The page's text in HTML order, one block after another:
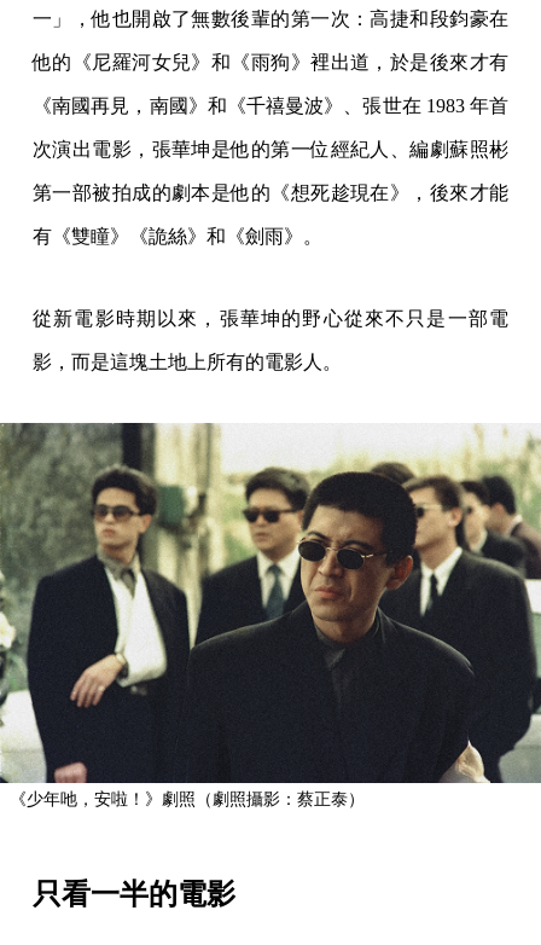
一」，他也開啟了無數後輩的第一次：高捷和段鈞豪在
他的《尼羅河女兒》和《雨狗》裡出道，於是後來才有
《南國再見，南國》和《千禧曼波》、張世在 1983 年首
次演出電影，張華坤是他的第一位經紀人、編劇蘇照彬
第一部被拍成的劇本是他的《想死趁現在》，後來才能
有《雙瞳》《詭絲》和《劍雨》。
從新電影時期以來，張華坤的野心從來不只是一部電
影，而是這塊土地上所有的電影人。
《少年吔，安啦！》劇照（劇照攝影：蔡正泰）
只看一半的電影